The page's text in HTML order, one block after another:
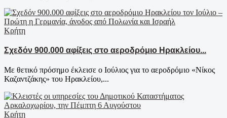
Κρήτη
Σχεδόν 900.000 αφίξεις στο αεροδρόμιο Ηρακλείου...
Με θετικό πρόσημο έκλεισε ο Ιούλιος για το αεροδρόμιο «Νίκος
Καζαντζάκης» του Ηρακλείου,...
Κρήτη